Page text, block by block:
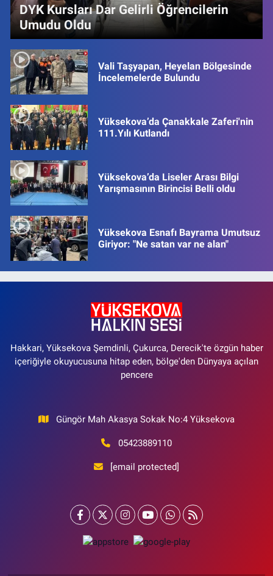
DYK Kursları Dar Gelirli Öğrencilerin
Umudu Oldu
Vali Taşyapan, Heyelan Bölgesinde
İncelemelerde Bulundu
Yüksekova’da Çanakkale Zaferi'nin
111.Yılı Kutlandı
Yüksekova’da Liseler Arası Bilgi
Yarışmasının Birincisi Belli oldu
Yüksekova Esnafı Bayrama Umutsuz
Giriyor: "Ne satan var ne alan"
Hakkari, Yüksekova Şemdinli, Çukurca, Derecik'te özgün haber
içeriğiyle okuyucusuna hitap eden, bölge'den Dünyaya açılan
pencere
Güngör Mah Akasya Sokak No:4 Yüksekova
05423889110
[email protected]